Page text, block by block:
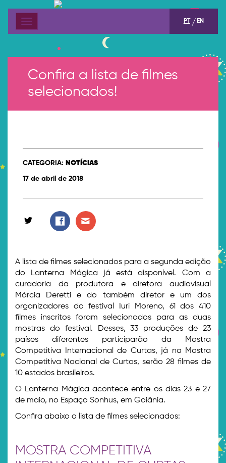
Menu PT EN
Confira a lista de filmes
selecionados!
CATEGORIA: NOTÍCIAS
17 de abril de 2018
A lista de filmes selecionados para a segunda edição
do Lanterna Mágica já está disponível. Com a
curadoria da produtora e diretora audiovisual
Márcia Deretti e do também diretor e um dos
organizadores do festival Iuri Moreno, 61 dos 410
filmes inscritos foram selecionados para as duas
mostras do festival. Desses, 33 produções de 23
países diferentes participarão da Mostra
Competitiva Internacional de Curtas, já na Mostra
Competitiva Nacional de Curtas, serão 28 filmes de
10 estados brasileiros.
O Lanterna Mágica acontece entre os dias 23 e 27
de maio, no Espaço Sonhus, em Goiânia.
Confira abaixo a lista de filmes selecionados:
MOSTRA COMPETITIVA